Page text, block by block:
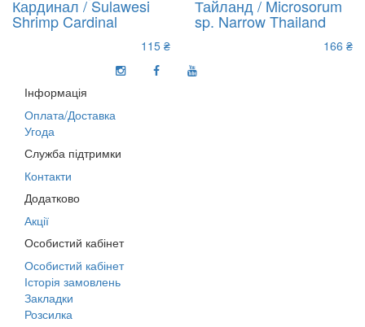
Кардинал / Sulawesi
Shrimp Cardinal
115 ₴
Тайланд / Microsorum
sp. Narrow Thailand
166 ₴
Інформація
Оплата/Доставка
Угода
Служба підтримки
Контакти
Додатково
Акції
Особистий кабінет
Особистий кабінет
Історія замовлень
Закладки
Розсилка